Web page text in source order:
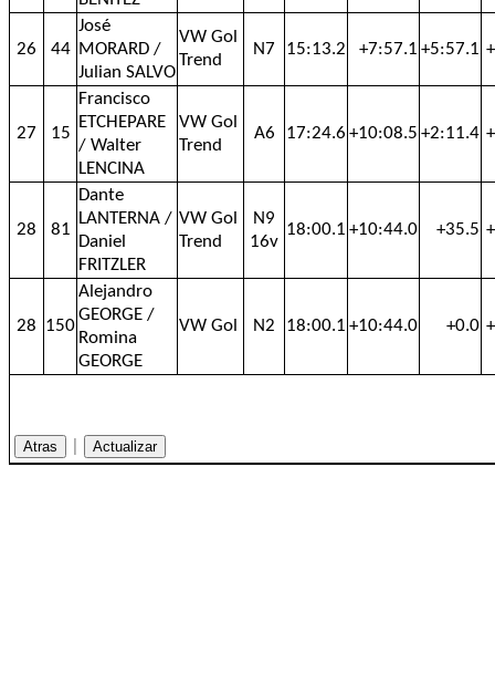
26 44
José
MORARD /
Julian SALVO
VW Gol
Trend
N7 15:13.2 +7:57.1 +5:57.1
27 15
Francisco
ETCHEPARE
/ Walter
LENCINA
VW Gol
Trend
A6 17:24.6 +10:08.5 +2:11.4
28 81
Dante
LANTERNA /
Daniel
FRITZLER
VW Gol
Trend
N9
16v
18:00.1 +10:44.0 +35.5
28 150
Alejandro
GEORGE /
Romina
GEORGE
VW Gol N2 18:00.1 +10:44.0 +0.0